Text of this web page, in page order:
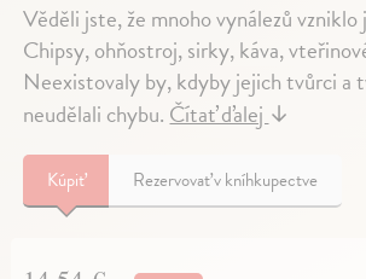
Věděli jste, že mnoho vynálezů
Chipsy, ohňostroj, sirky, káva,
Neexistovaly by, kdyby jejich tvůrci a
neudělali chybu.Čítať ďalej↓
Kúpiť Rezervovať v kníhkupectve